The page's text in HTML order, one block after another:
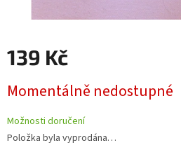
139 Kč
cena:
Momentálně nedostupné
Možnosti doručení
Položka byla vyprodána…